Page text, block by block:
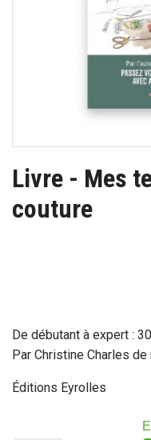
Livre - Mes
couture
De débutant à expert :
Par Christine Charles
Éditions Eyrolles